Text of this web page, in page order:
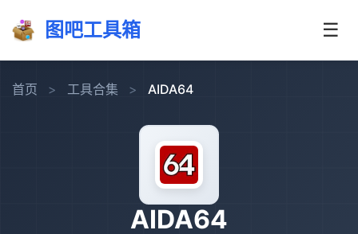
图吧工具箱 ☰
首页 > 工具合集 > AIDA64
AIDA64